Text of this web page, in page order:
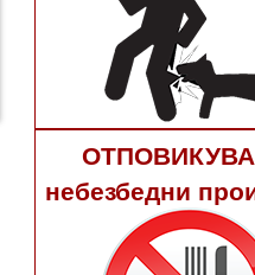
небезбедни